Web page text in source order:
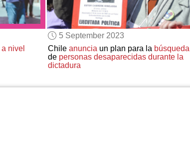
a nivel
5 September 2023
Chile anunciaun plan para la búsqueda
de personas desaparecidas durante la
dictadura